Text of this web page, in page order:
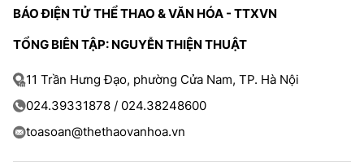
BÁO ĐIỆN TỬ THỂ THAO & VĂN HÓA - TTXVN
TỔNG BIÊN TẬP: NGUYỄN THIỆN THUẬT
11 Trần Hưng Đạo, phường Cửa Nam, TP. Hà Nội
024.39331878 / 024.38248600
toasoan@thethaovanhoa.vn